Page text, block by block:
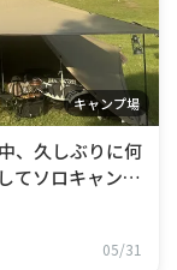
キャンプ場
、久しぶりに何
てソロキャンに
05/31